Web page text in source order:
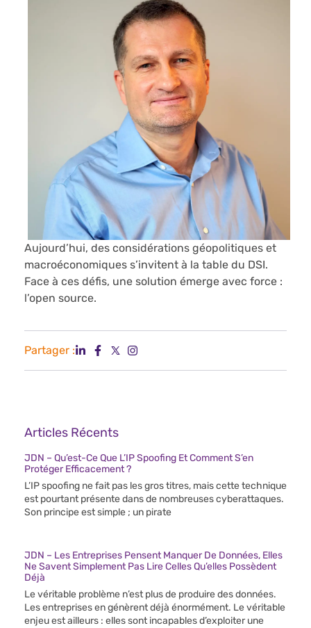
Aujourd’hui, des considérations géopolitiques et
macroéconomiques s’invitent à la table du DSI.
Face à ces défis, une solution émerge avec force :
l’open source.
Partager :
Articles Récents
JDN – Qu’est-Ce Que L’IP Spoofing Et Comment S’en
Protéger Efficacement ?
L’IP spoofing ne fait pas les gros titres, mais cette technique
est pourtant présente dans de nombreuses cyberattaques.
Son principe est simple ; un pirate
JDN – Les Entreprises Pensent Manquer De Données, Elles
Ne Savent Simplement Pas Lire Celles Qu’elles Possèdent
Déjà
Le véritable problème n’est plus de produire des données.
Les entreprises en génèrent déjà énormément. Le véritable
enjeu est ailleurs : elles sont incapables d’exploiter une